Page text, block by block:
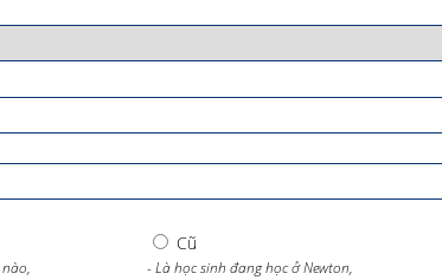
Cũ
- Là học sinh đang học ở Newton,